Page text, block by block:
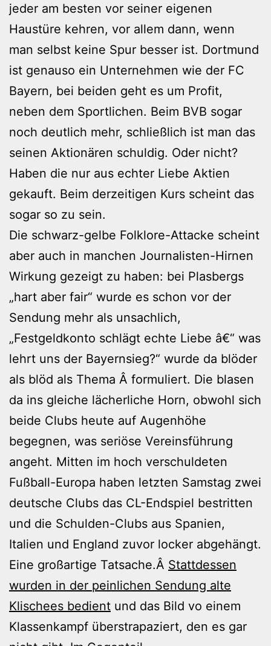
jeder am besten vor seiner eigenen
Haustüre kehren, vor allem dann, wenn
man selbst keine Spur besser ist. Dortmund
ist genauso ein Unternehmen wie der FC
Bayern, bei beiden geht es um Profit,
neben dem Sportlichen. Beim BVB sogar
noch deutlich mehr, schließlich ist man das
seinen Aktionären schuldig. Oder nicht?
Haben die nur aus echter Liebe Aktien
gekauft. Beim derzeitigen Kurs scheint das
sogar so zu sein.
Die schwarz-gelbe Folklore-Attacke scheint
aber auch in manchen Journalisten-Hirnen
Wirkung gezeigt zu haben: bei Plasbergs
„hart aber fair“ wurde es schon vor der
Sendung mehr als unsachlich,
„Festgeldkonto schlägt echte Liebe â€“ was
lehrt uns der Bayernsieg?“ wurde da blöder
als blöd als Thema Â formuliert. Die blasen
da ins gleiche lächerliche Horn, obwohl sich
beide Clubs heute auf Augenhöhe
begegnen, was seriöse Vereinsführung
angeht. Mitten im hoch verschuldeten
Fußball-Europa haben letzten Samstag zwei
deutsche Clubs das CL-Endspiel bestritten
und die Schulden-Clubs aus Spanien,
Italien und England zuvor locker abgehängt.
Eine großartige Tatsache.Â Stattdessen
wurden in der peinlichen Sendung alte
Klischees bedient und das Bild vo einem
Klassenkampf überstrapaziert, den es gar